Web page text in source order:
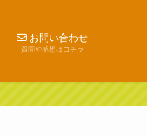
お問い合わせ
質問や感想はコチラ